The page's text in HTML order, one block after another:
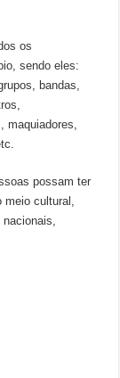
os
sendo eles:
bandas,
maquiadores,
possam ter
meio cultural,